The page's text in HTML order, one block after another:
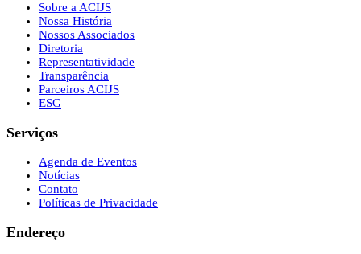
Sobre a ACIJS
Nossa História
Nossos Associados
Diretoria
Representatividade
Transparência
Parceiros ACIJS
ESG
Serviços
Agenda de Eventos
Notícias
Contato
Políticas de Privacidade
Endereço